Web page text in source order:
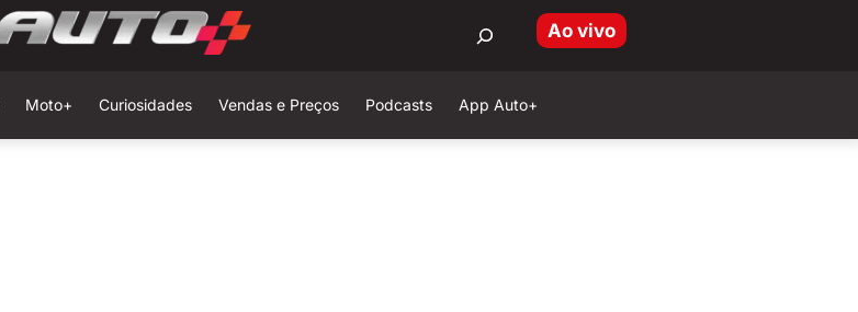
Ao vivo
Moto+ Curiosidades Vendas e Preços Podcasts App Auto+